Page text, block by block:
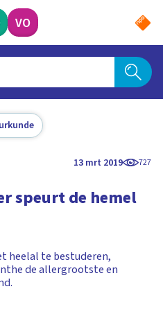
VO
13 mrt 2019 727
speurt de hemel
heelal te bestuderen,
de allergrootste en